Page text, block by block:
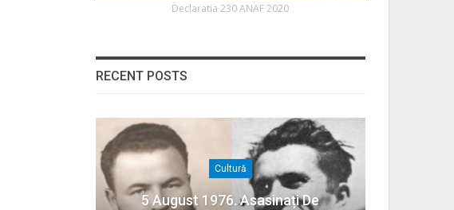
Declaratia 230 ANAF 2020
RECENT POSTS
Cultură
5 August 1976. Asasinați De